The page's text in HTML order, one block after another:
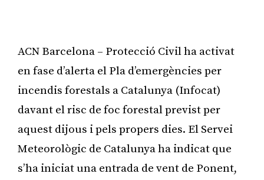
ACN Barcelona – Protecció Civil ha activat
en fase d’alerta el Pla d’emergències per
incendis forestals a Catalunya (Infocat)
davant el risc de foc forestal previst per
aquest dijous i pels propers dies. El Servei
Meteorològic de Catalunya ha indicat que
s’ha iniciat una entrada de vent de Ponent,